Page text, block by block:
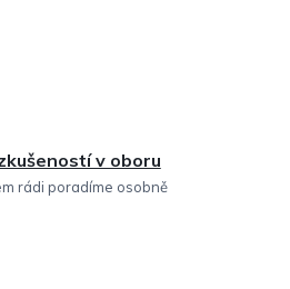
v oboru
rádi poradíme osobně